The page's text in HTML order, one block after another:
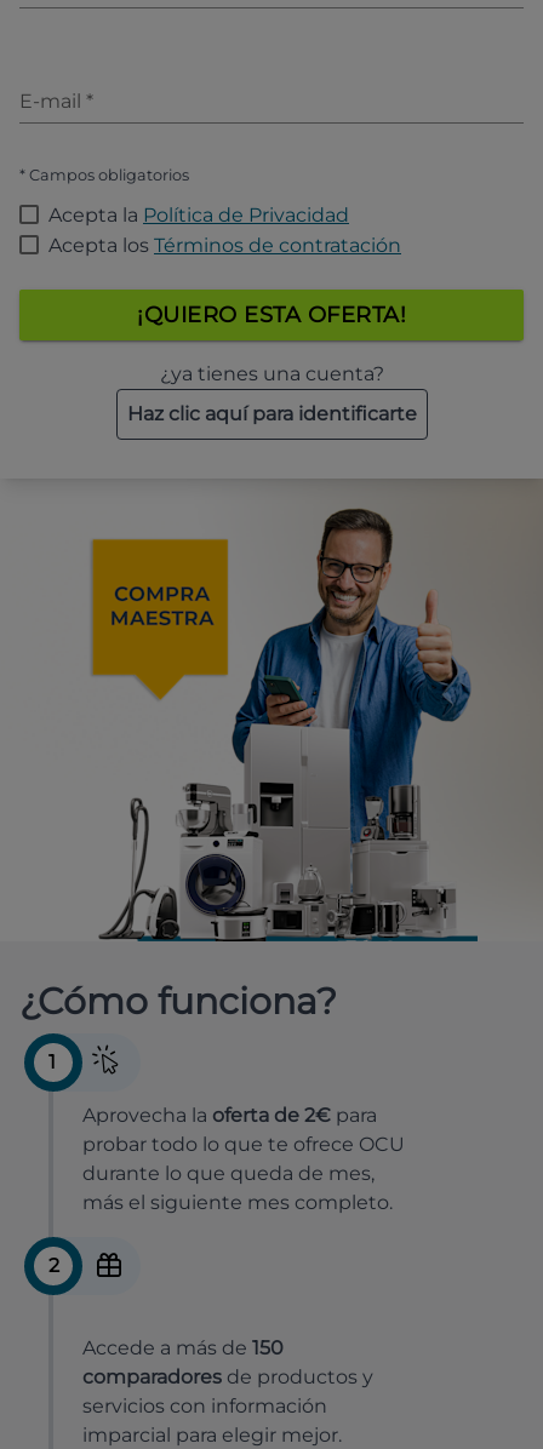
E-mail *
* Campos obligatorios
Acepta la Política de Privacidad
Acepta los Términos de contratación
¡QUIERO ESTA OFERTA!
¿ya tienes una cuenta?
Haz clic aquí para identificarte
¿Cómo funciona?
1
Aprovecha la oferta de 2€ para
probar todo lo que te ofrece OCU
durante lo que queda de mes,
más el siguiente mes completo.
2
Accede a más de 150
comparadores de productos y
servicios con información
imparcial para elegir mejor.